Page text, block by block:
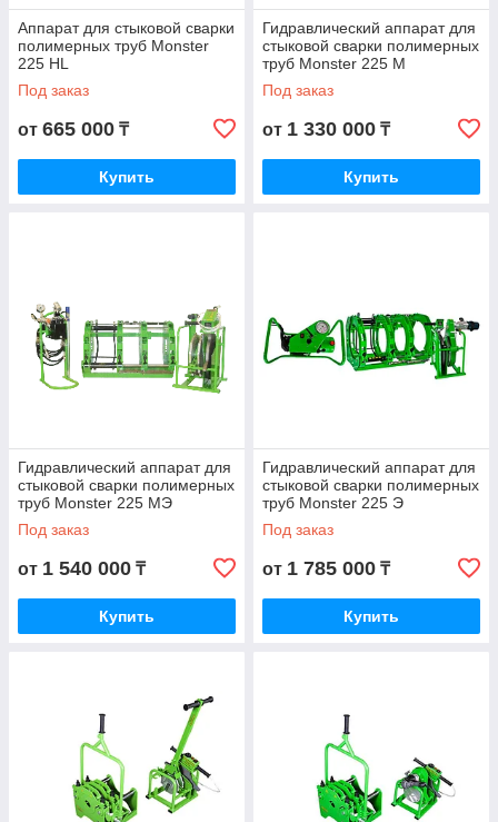
Аппарат для стыковой сварки
полимерных труб Monster
225 HL
Под заказ
от 665 000 ₸
Купить
Гидравлический аппарат для
стыковой сварки полимерных
труб Monster 225 М
Под заказ
от 1 330 000 ₸
Купить
Гидравлический аппарат для
стыковой сварки полимерных
труб Monster 225 МЭ
Под заказ
от 1 540 000 ₸
Купить
Гидравлический аппарат для
стыковой сварки полимерных
труб Monster 225 Э
Под заказ
от 1 785 000 ₸
Купить